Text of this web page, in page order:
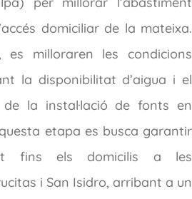
domiciliar de la mateixa.
milloraren les condicions
la disponibilitat d’aigua i el
la instal·lació de fonts en
etapa es busca garantir
fins els domicilis a les
i San Isidro, arribant a un